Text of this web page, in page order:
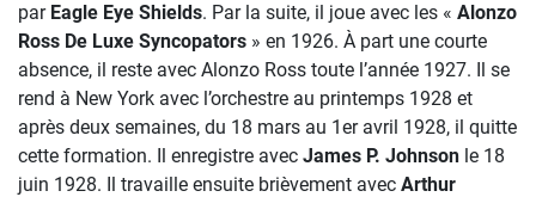
par Eagle Eye Shields. Par la suite, il joue avec les « Alonzo
Ross De Luxe Syncopators » en 1926. À part une courte
absence, il reste avec Alonzo Ross toute l’année 1927. Il se
rend à New York avec l’orchestre au printemps 1928 et
après deux semaines, du 18 mars au 1er avril 1928, il quitte
cette formation. Il enregistre avec James P. Johnson le 18
juin 1928. Il travaille ensuite brièvement avec Arthur